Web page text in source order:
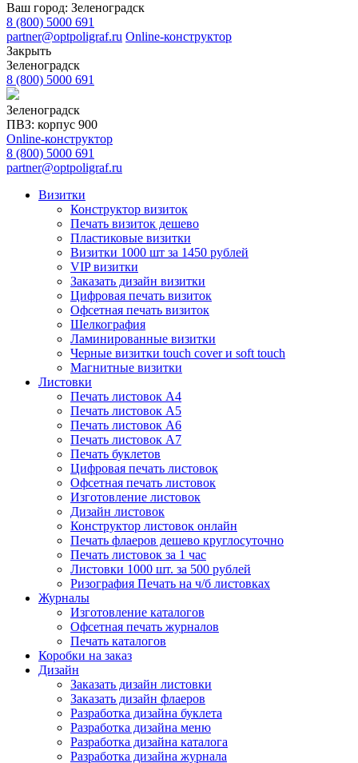
Ваш город: Зеленоградск
8 (800) 5000 691
partner@optpoligraf.ru Online-конструктор
Закрыть
Зеленоградск
8 (800) 5000 691
Зеленоградск
ПВЗ: корпус 900
Online-конструктор
8 (800) 5000 691
partner@optpoligraf.ru
Визитки
Конструктор визиток
Печать визиток дешево
Пластиковые визитки
Визитки 1000 шт за 1450 рублей
VIP визитки
Заказать дизайн визитки
Цифровая печать визиток
Офсетная печать визиток
Шелкография
Ламинированные визитки
Черные визитки touch cover и soft touch
Магнитные визитки
Листовки
Печать листовок А4
Печать листовок А5
Печать листовок А6
Печать листовок А7
Печать буклетов
Цифровая печать листовок
Офсетная печать листовок
Изготовление листовок
Дизайн листовок
Конструктор листовок онлайн
Печать флаеров дешево круглосуточно
Печать листовок за 1 час
Листовки 1000 шт. за 500 рублей
Ризография Печать на ч/б листовках
Журналы
Изготовление каталогов
Офсетная печать журналов
Печать каталогов
Коробки на заказ
Дизайн
Заказать дизайн листовки
Заказать дизайн флаеров
Разработка дизайна буклета
Разработка дизайна меню
Разработка дизайна каталога
Разработка дизайна журнала